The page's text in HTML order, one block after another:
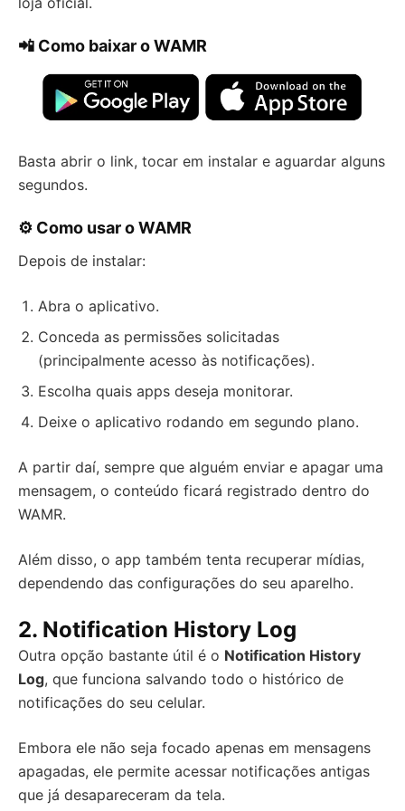
📲 Como baixar o WAMR
Basta abrir o link, tocar em instalar e aguardar alguns
segundos.
⚙️ Como usar o WAMR
Depois de instalar:
Abra o aplicativo.
Conceda as permissões solicitadas
(principalmente acesso às notificações).
Escolha quais apps deseja monitorar.
Deixe o aplicativo rodando em segundo plano.
A partir daí, sempre que alguém enviar e apagar uma
mensagem, o conteúdo ficará registrado dentro do
WAMR.
Além disso, o app também tenta recuperar mídias,
dependendo das configurações do seu aparelho.
2. Notification History Log
Outra opção bastante útil é o Notification History
Log, que funciona salvando todo o histórico de
notificações do seu celular.
Embora ele não seja focado apenas em mensagens
apagadas, ele permite acessar notificações antigas
que já desapareceram da tela.